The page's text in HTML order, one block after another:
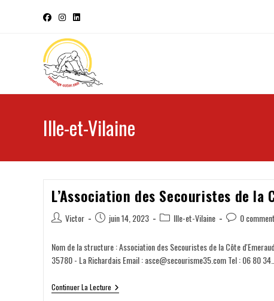
Ille-et-Vilaine
L’Association des Secouristes de la
Victor juin 14, 2023 Ille-et-Vilaine 0
Nom de la structure : Association des Secouristes de la Côte
35780 - La Richardais Email : asce@secourisme35.com Tel : 06 80 34…
Continuer La Lecture